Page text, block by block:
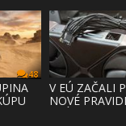
48
V EÚ ZAČALI
NOVÉ